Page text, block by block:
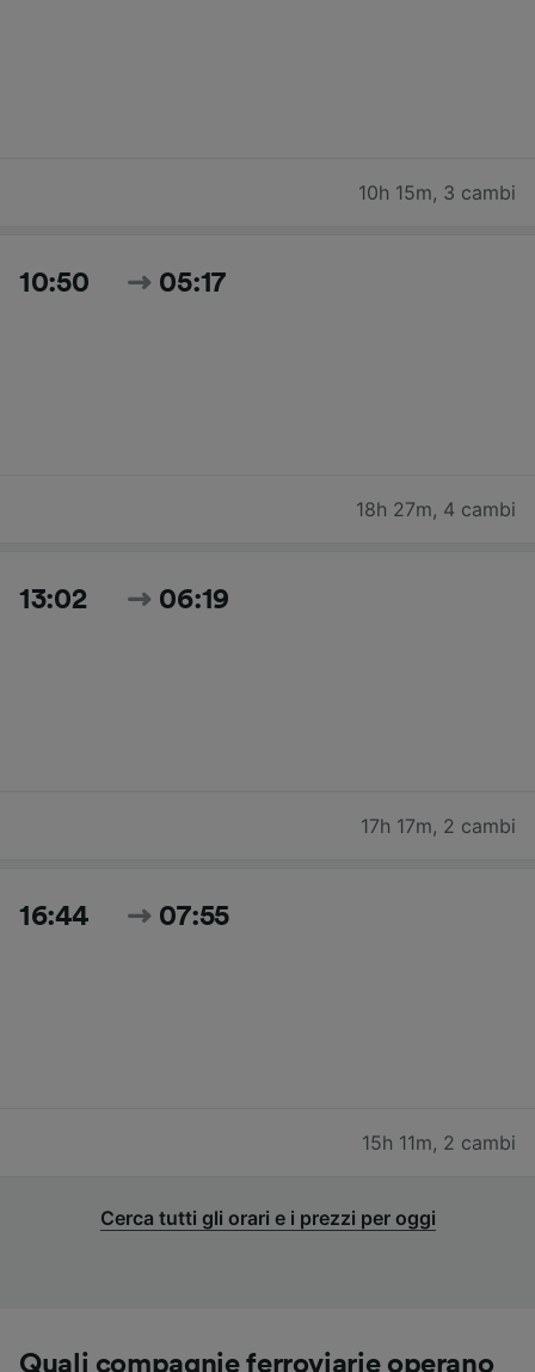
10h 15m, 3 cambi
10:50 05:17
18h 27m, 4 cambi
13:02 06:19
17h 17m, 2 cambi
16:44 07:55
15h 11m, 2 cambi
Cerca tutti gli orari e i prezzi per oggi
Quali compagnie ferroviarie operano